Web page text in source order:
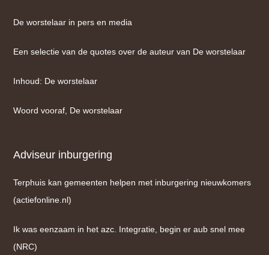
De worstelaar in pers en media
Een selectie van de quotes over de auteur van De worstelaar
Inhoud: De worstelaar
Woord vooraf, De worstelaar
Adviseur inburgering
Terphuis kan gemeenten helpen met inburgering nieuwkomers
(actiefonline.nl)
Ik was eenzaam in het azc. Integratie, begin er aub snel mee
(NRC)